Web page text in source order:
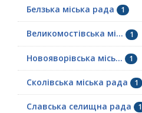
Белзька міська рада 1
Великомостівська мі... 1
Новояворівська місь... 1
Сколівська міська рада 1
Славська селищна рада 1